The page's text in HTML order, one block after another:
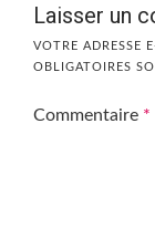
Laisser un
VOTRE ADRESSE
OBLIGATOIRES
Commentaire *